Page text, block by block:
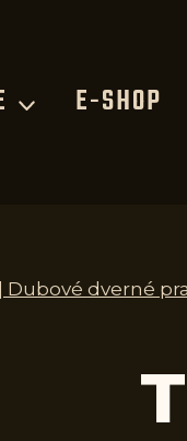
E-SHOP
Dubové dverné